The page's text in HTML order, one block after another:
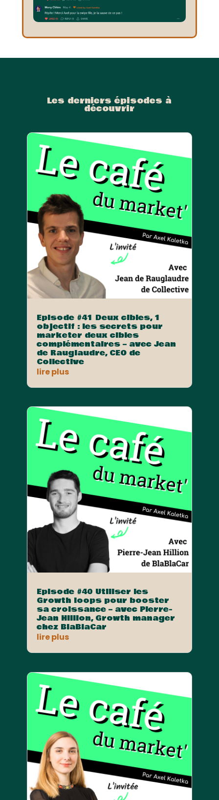
Les derniers épisodes à
découvrir
Episode #41 Deux cibles, 1
objectif : les secrets pour
marketer deux cibles
complémentaires – avec Jean
de Rauglaudre, CEO de
Collective
lire plus
Episode #40 Utiliser les
Growth loops pour booster
sa croissance – avec Pierre-
Jean Hillion, Growth manager
chez BlaBlaCar
lire plus